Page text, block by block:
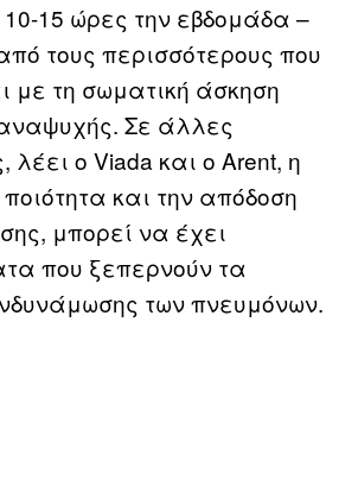
15 ώρες την εβδομάδα –
τους περισσότερους που
με τη σωματική άσκηση
Σε άλλες
λέει ο Viada και ο Arent, η
και την απόδοση
μπορεί να έχει
που ξεπερνούν τα
των πνευμόνων.